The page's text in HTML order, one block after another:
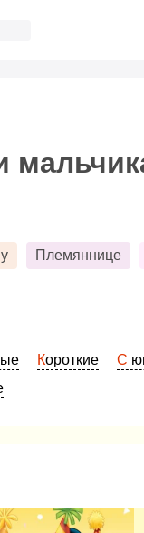
Племяннице
Короткие С